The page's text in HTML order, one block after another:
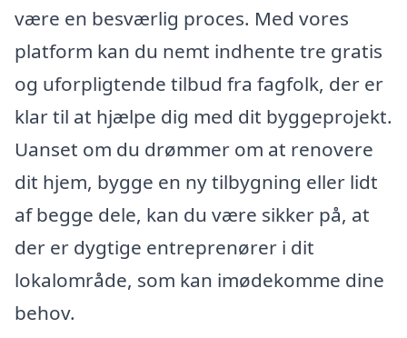
være en besværlig proces. Med vores
platform kan du nemt indhente tre gratis
og uforpligtende tilbud fra fagfolk, der er
klar til at hjælpe dig med dit byggeprojekt.
Uanset om du drømmer om at renovere
dit hjem, bygge en ny tilbygning eller lidt
af begge dele, kan du være sikker på, at
der er dygtige entreprenører i dit
lokalområde, som kan imødekomme dine
behov.